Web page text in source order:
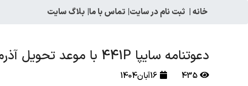
خانه | ثبت نام در سایت| تماس با ما| بلاگ سایت
دعوتنامه سایپا 441P با موعد تحویل آذرماه 1404 ارسال گردید
435 16آبان1404